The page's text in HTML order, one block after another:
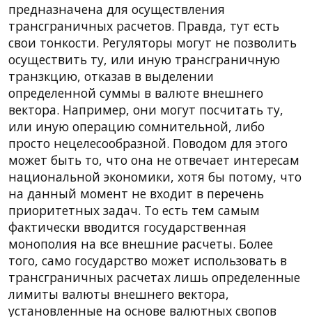
предназначена для осуществления
трансграничных расчетов. Правда, тут есть
свои тонкости. Регуляторы могут не позволить
осуществить ту, или иную трансграничную
транзкцию, отказав в выделении
определенной суммы в валюте внешнего
вектора. Например, они могут посчитать ту,
или иную операцию сомнительной, либо
просто нецелесообразной. Поводом для этого
может быть то, что она не отвечает интересам
национальной экономики, хотя бы потому, что
на данный момент не входит в перечень
приоритетных задач. То есть тем самым
фактически вводится государственная
монополия на все внешние расчеты. Более
того, само государство может использовать в
трансграничных расчетах лишь определенные
лимиты валюты внешнего вектора,
установленные на основе валютных свопов